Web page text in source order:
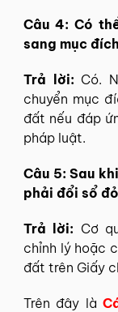
Câu 4: Có
sang mục
Trả lời: Có.
chuyển mục
đất nếu đáp
pháp luật.
Câu 5: Sau
phải đổi sổ
Trả lời: Cơ
chỉnh lý hoặc
đất trên Giấy
Trên đây là